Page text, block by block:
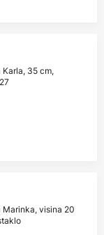
35 cm,
visina 20